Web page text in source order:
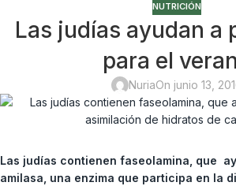
NUTRICIÓN
Las judías ayudan a
para el
NuriaOn junio 13,
Las judías contienen faseolamina, que
amilasa, una enzima que participa en la